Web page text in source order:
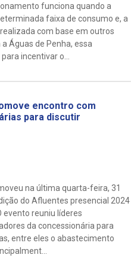
funciona quando a
faixa de consumo e, a
com base em outros
Águas de Penha, essa
incentivar o...
encontro com
para discutir
na última quarta-feira, 31
do Afluentes presencial 2024
evento reuniu líderes
da concessionária para
entre eles o abastecimento